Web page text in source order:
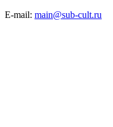
E-mail: main@sub-cult.ru